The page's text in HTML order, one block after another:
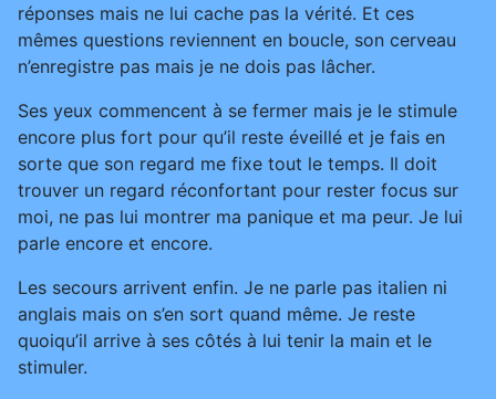
réponses mais ne lui cache pas la vérité. Et ces
mêmes questions reviennent en boucle, son cerveau
n’enregistre pas mais je ne dois pas lâcher.
Ses yeux commencent à se fermer mais je le stimule
encore plus fort pour qu’il reste éveillé et je fais en
sorte que son regard me fixe tout le temps. Il doit
trouver un regard réconfortant pour rester focus sur
moi, ne pas lui montrer ma panique et ma peur. Je lui
parle encore et encore.
Les secours arrivent enfin. Je ne parle pas italien ni
anglais mais on s’en sort quand même. Je reste
quoiqu’il arrive à ses côtés à lui tenir la main et le
stimuler.